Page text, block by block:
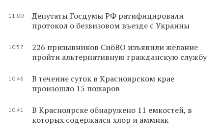
11:00
Депутаты Госдумы РФ ратифицировали
протокол о безвизовом въезде с Украины
10:57
226 призывников СибВО изъявили желание
пройти альтернативную гражданскую службу
10:46
В течение суток в Красноярском крае
произошло 15 пожаров
10:41
В Красноярске обнаружено 11 емкостей, в
которых содержался хлор и аммиак